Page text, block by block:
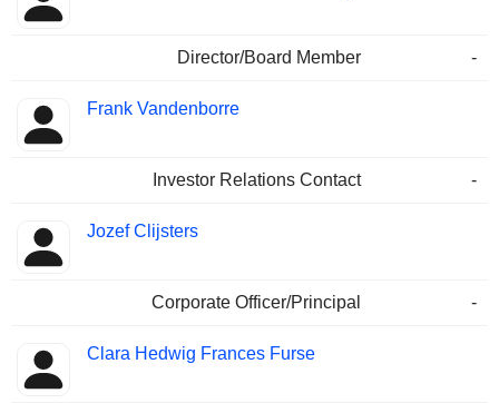
Director/Board Member -
Frank Vandenborre
Investor Relations Contact -
Jozef Clijsters
Corporate Officer/Principal -
Clara Hedwig Frances Furse